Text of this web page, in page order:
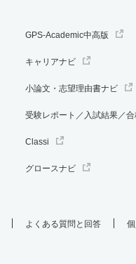
GPS-Academic中高版
キャリアナビ
小論文・志望理由書ナビ
受験レポート／入試結果／
Classi
グロースナビ
よくある質問と回答